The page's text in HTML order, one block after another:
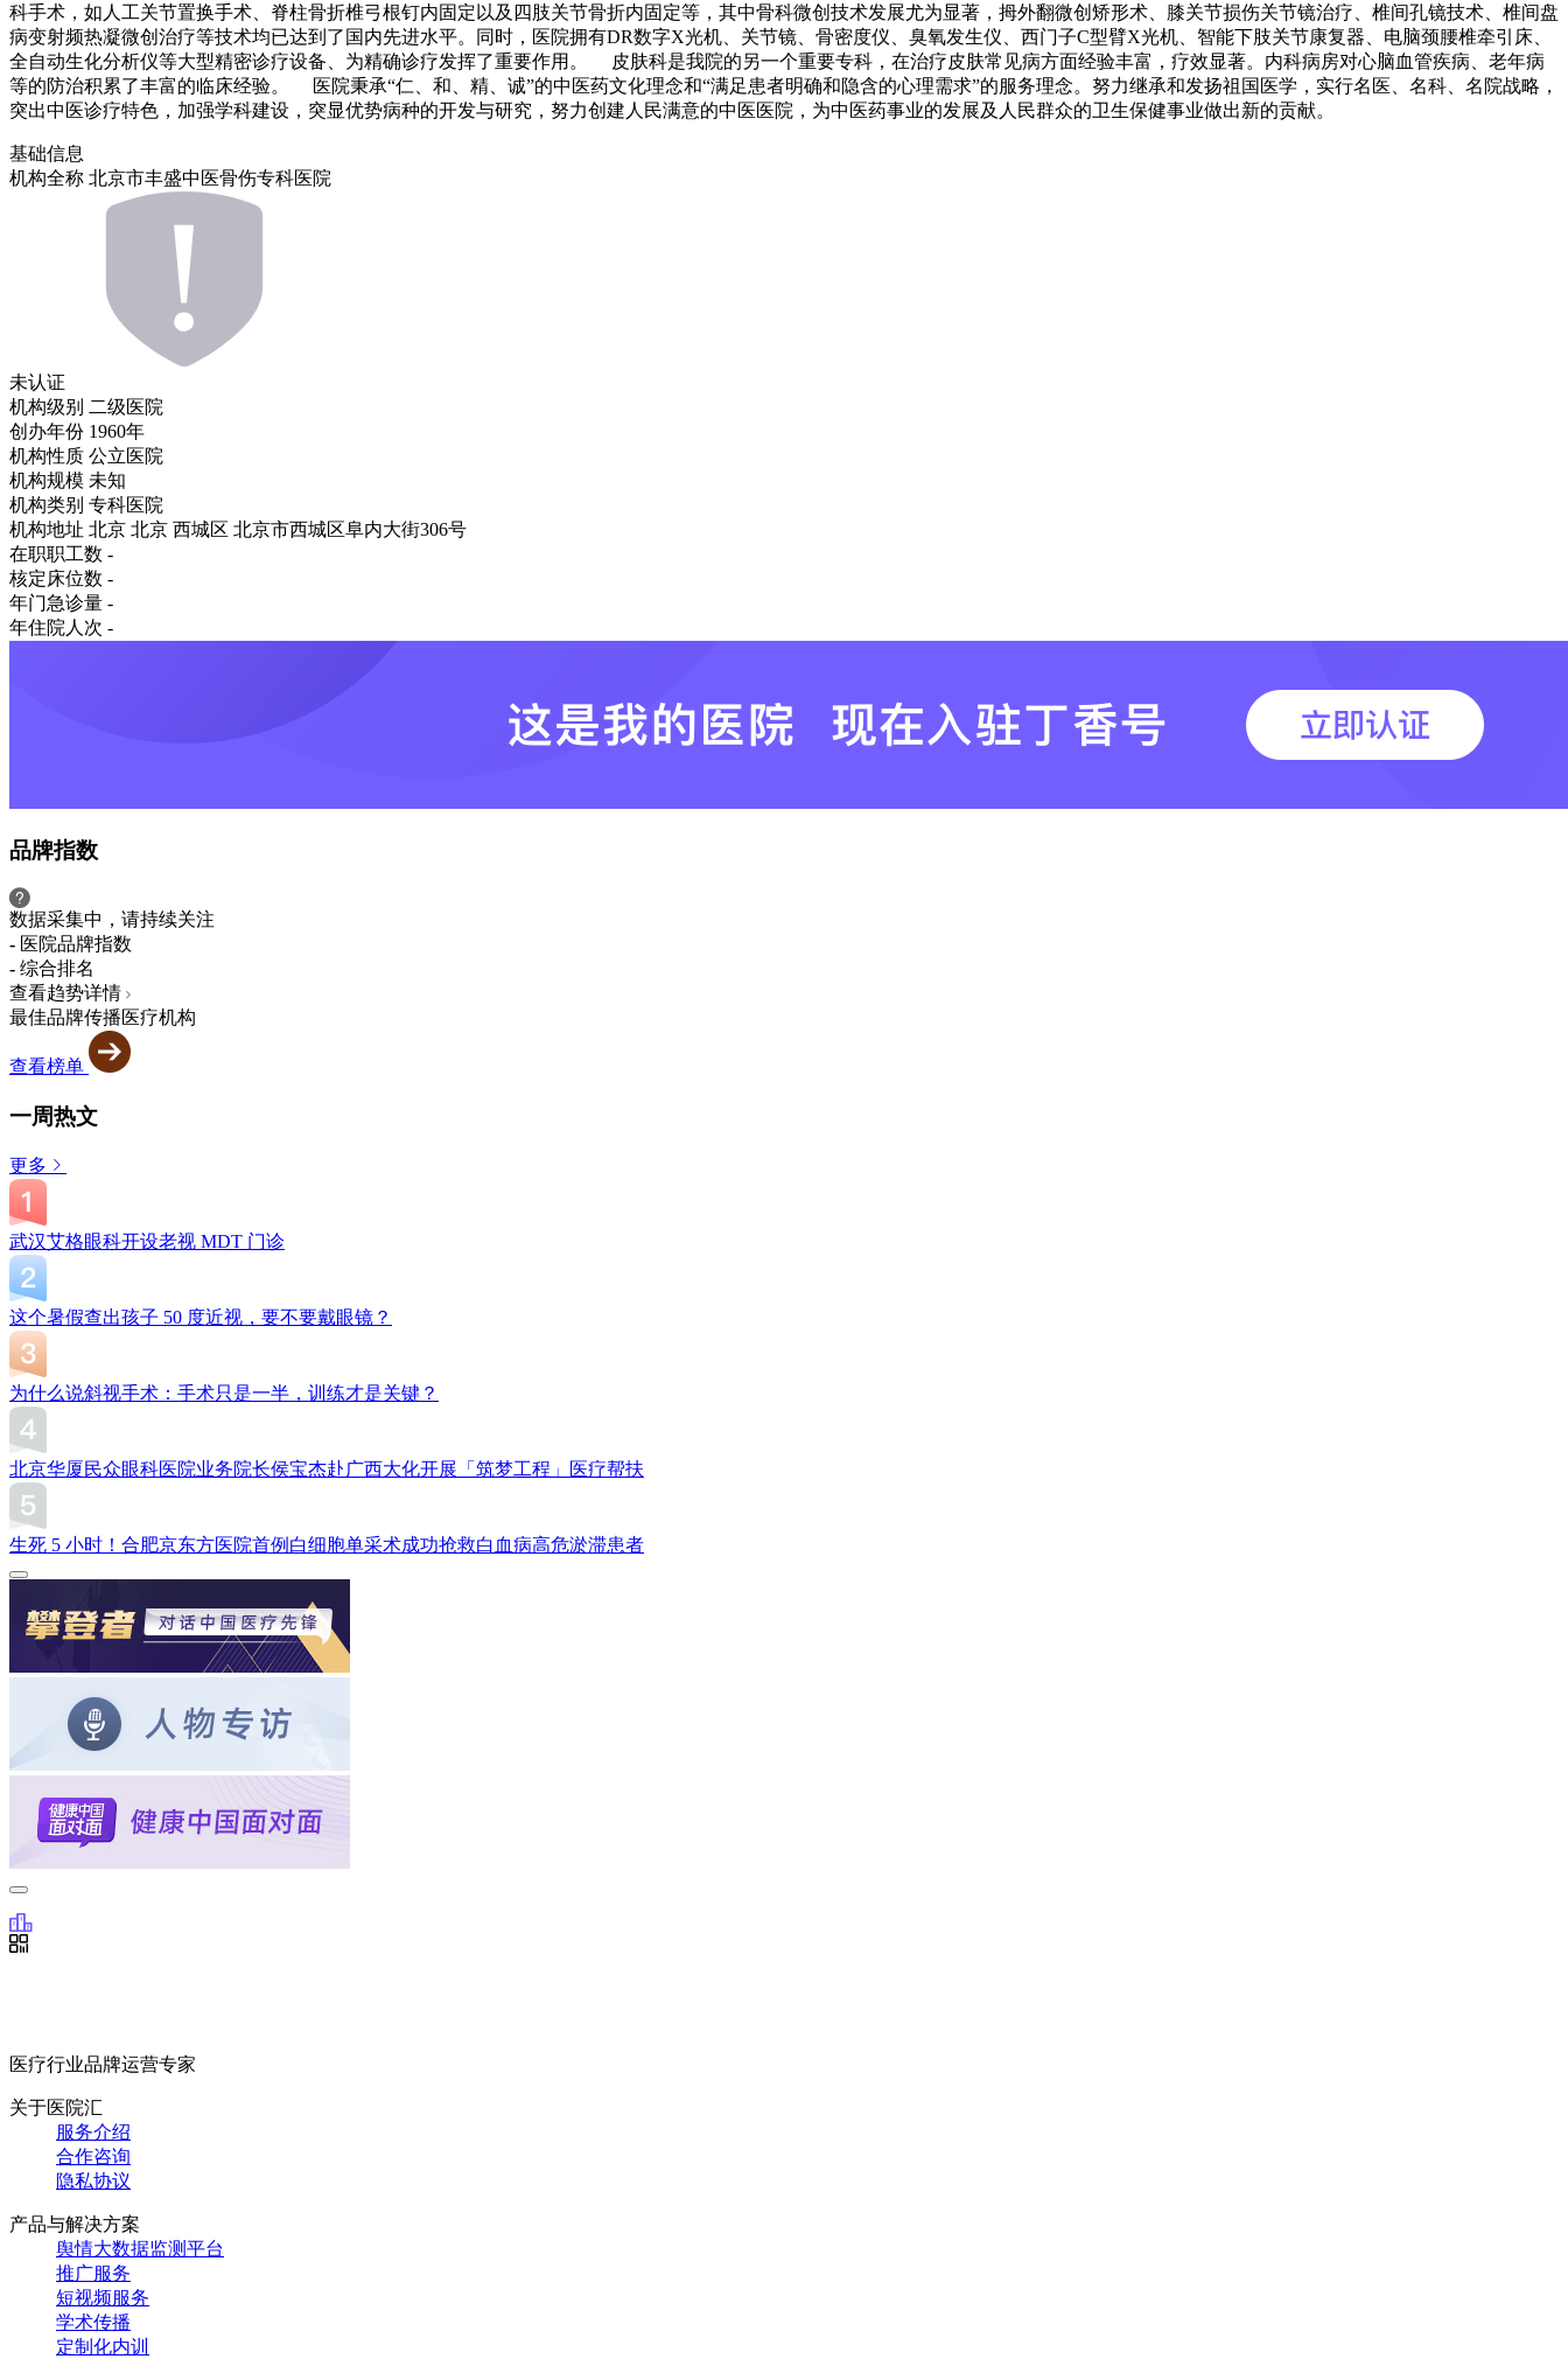
科手术，如人工关节置换手术、脊柱骨折椎弓根钉内固定以及四肢关节骨折内固定等，其中骨科微创技术发展尤为显著，拇外翻微创矫形术、膝关节损伤关节镜治疗、椎间孔镜技术、椎间盘
病变射频热凝微创治疗等技术均已达到了国内先进水平。同时，医院拥有DR数字X光机、关节镜、骨密度仪、臭氧发生仪、西门子C型臂X光机、智能下肢关节康复器、电脑颈腰椎牵引床、
全自动生化分析仪等大型精密诊疗设备、为精确诊疗发挥了重要作用。 皮肤科是我院的另一个重要专科，在治疗皮肤常见病方面经验丰富，疗效显著。内科病房对心脑血管疾病、老年病
等的防治积累了丰富的临床经验。 医院秉承“仁、和、精、诚”的中医药文化理念和“满足患者明确和隐含的心理需求”的服务理念。努力继承和发扬祖国医学，实行名医、名科、名院战略，
突出中医诊疗特色，加强学科建设，突显优势病种的开发与研究，努力创建人民满意的中医医院，为中医药事业的发展及人民群众的卫生保健事业做出新的贡献。
基础信息
机构全称 北京市丰盛中医骨伤专科医院
未认证
机构级别 二级医院
创办年份 1960年
机构性质 公立医院
机构规模 未知
机构类别 专科医院
机构地址 北京 北京 西城区 北京市西城区阜内大街306号
在职职工数 -
核定床位数 -
年门急诊量 -
年住院人次 -
品牌指数
数据采集中，请持续关注
- 医院品牌指数
- 综合排名
查看趋势详情
最佳品牌传播医疗机构
查看榜单
一周热文
更多
武汉艾格眼科开设老视 MDT 门诊
这个暑假查出孩子 50 度近视，要不要戴眼镜？
为什么说斜视手术：手术只是一半，训练才是关键？
北京华厦民众眼科医院业务院长侯宝杰赴广西大化开展「筑梦工程」医疗帮扶
生死 5 小时！合肥京东方医院首例白细胞单采术成功抢救白血病高危淤滞患者
医疗行业品牌运营专家
关于医院汇
服务介绍
合作咨询
隐私协议
产品与解决方案
舆情大数据监测平台
推广服务
短视频服务
学术传播
定制化内训